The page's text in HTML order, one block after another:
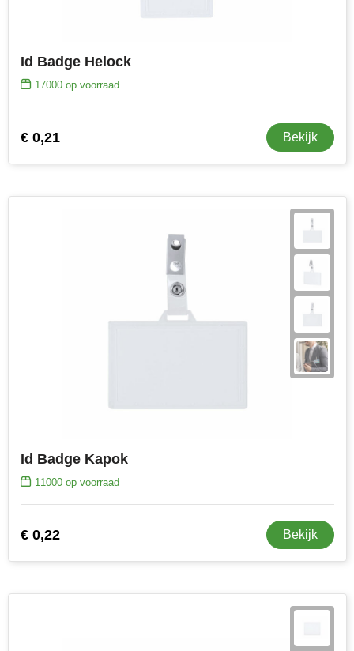
Id Badge Helock
17000op voorraad
€ 0,21 Bekijk
Id Badge Kapok
11000op voorraad
€ 0,22 Bekijk